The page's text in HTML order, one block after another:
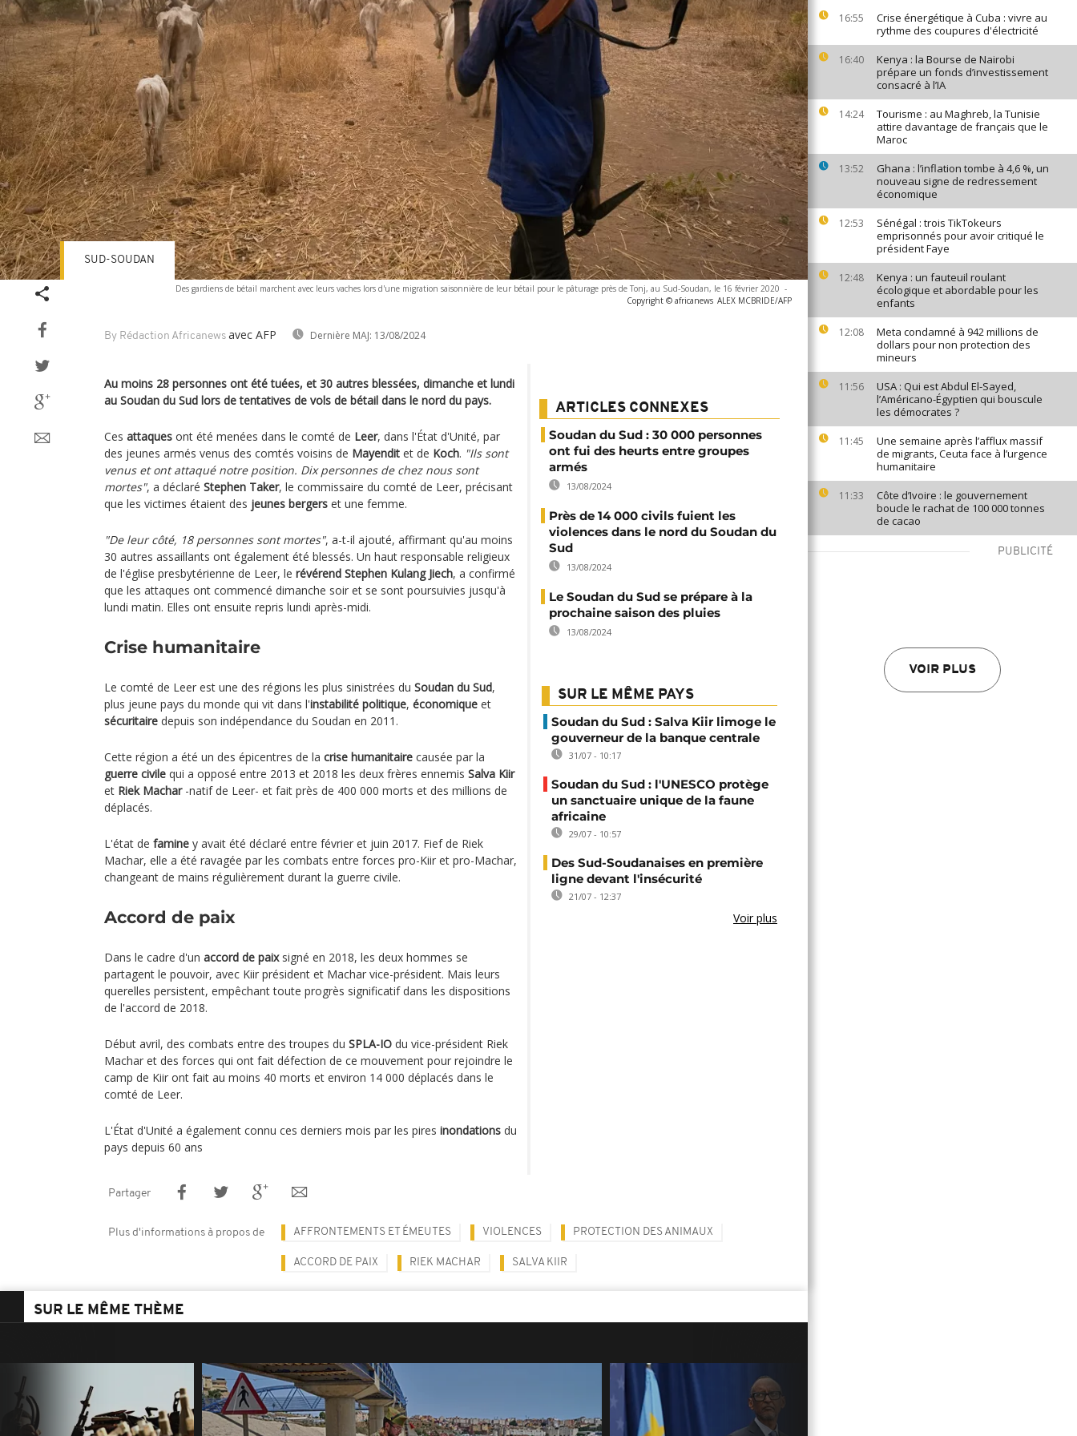
16:55
Crise énergétique à Cuba : vivre au
rythme des coupures d'électricité
16:40
Kenya : la Bourse de Nairobi
prépare un fonds d’investissement
consacré à l’IA
14:24
Tourisme : au Maghreb, la Tunisie
attire davantage de français que le
Maroc
13:52
Ghana : l’inflation tombe à 4,6 %, un
nouveau signe de redressement
économique
12:53
Sénégal : trois TikTokeurs
emprisonnés pour avoir critiqué le
président Faye
12:48
Kenya : un fauteuil roulant
écologique et abordable pour les
enfants
12:08
Meta condamné à 942 millions de
dollars pour non protection des
mineurs
11:56
USA : Qui est Abdul El-Sayed,
l’Américano-Égyptien qui bouscule
les démocrates ?
11:45
Une semaine après l’afflux massif
de migrants, Ceuta face à l’urgence
humanitaire
11:33
Côte d’Ivoire : le gouvernement
boucle le rachat de 100 000 tonnes
de cacao
PUBLICITÉ
VOIR PLUS
Des gardiens de bétail marchent avec leurs vaches lors d'une migration saisonnière de leur bétail pour le pâturage près de Tonj, au Sud-Soudan, le 16 février 2020 -
Copyright © africanews ALEX MCBRIDE/AFP
By Rédaction Africanews avec AFP Dernière MAJ: 13/08/2024
SUD-SOUDAN
Au moins 28 personnes ont été tuées, et 30 autres blessées, dimanche et lundi
au Soudan du Sud lors de tentatives de vols de bétail dans le nord du pays.
Ces attaques ont été menées dans le comté de Leer, dans l'État d'Unité, par
des jeunes armés venus des comtés voisins de Mayendit et de Koch. "Ils sont
venus et ont attaqué notre position. Dix personnes de chez nous sont
mortes", a déclaré Stephen Taker, le commissaire du comté de Leer, précisant
que les victimes étaient des jeunes bergers et une femme.
"De leur côté, 18 personnes sont mortes", a-t-il ajouté, affirmant qu'au moins
30 autres assaillants ont également été blessés. Un haut responsable religieux
de l'église presbytérienne de Leer, le révérend Stephen Kulang Jiech, a confirmé
que les attaques ont commencé dimanche soir et se sont poursuivies jusqu'à
lundi matin. Elles ont ensuite repris lundi après-midi.
Crise humanitaire
Le comté de Leer est une des régions les plus sinistrées du Soudan du Sud,
plus jeune pays du monde qui vit dans l'instabilité politique, économique et
sécuritaire depuis son indépendance du Soudan en 2011.
Cette région a été un des épicentres de la crise humanitaire causée par la
guerre civile qui a opposé entre 2013 et 2018 les deux frères ennemis Salva Kiir
et Riek Machar-natif de Leer- et fait près de 400 000 morts et des millions de
déplacés.
L'état de famine y avait été déclaré entre février et juin 2017. Fief de Riek
Machar, elle a été ravagée par les combats entre forces pro-Kiir et pro-Machar,
changeant de mains régulièrement durant la guerre civile.
Accord de paix
Dans le cadre d'un accord de paixsigné en 2018, les deux hommes se
partagent le pouvoir, avec Kiir président et Machar vice-président. Mais leurs
querelles persistent, empêchant toute progrès significatif dans les dispositions
de l'accord de 2018.
Début avril, des combats entre des troupes du SPLA-IO du vice-président Riek
Machar et des forces qui ont fait défection de ce mouvement pour rejoindre le
camp de Kiir ont fait au moins 40 morts et environ 14 000 déplacés dans le
comté de Leer.
L'État d'Unité a également connu ces derniers mois par les pires inondations du
pays depuis 60 ans
ARTICLES CONNEXES
Soudan du Sud : 30 000 personnes
ont fui des heurts entre groupes
armés
13/08/2024
Près de 14 000 civils fuient les
violences dans le nord du Soudan du
Sud
13/08/2024
Le Soudan du Sud se prépare à la
prochaine saison des pluies
13/08/2024
SUR LE MÊME PAYS
Soudan du Sud : Salva Kiir limoge le
gouverneur de la banque centrale
31/07 - 10:17
Soudan du Sud : l'UNESCO protège
un sanctuaire unique de la faune
africaine
29/07 - 10:57
Des Sud-Soudanaises en première
ligne devant l'insécurité
21/07 - 12:37
Voir plus
Partager
Plus d'informations à propos de AFFRONTEMENTS ET ÉMEUTES VIOLENCES PROTECTION DES ANIMAUX
ACCORD DE PAIX RIEK MACHAR SALVA KIIR
SUR LE MÊME THÈME